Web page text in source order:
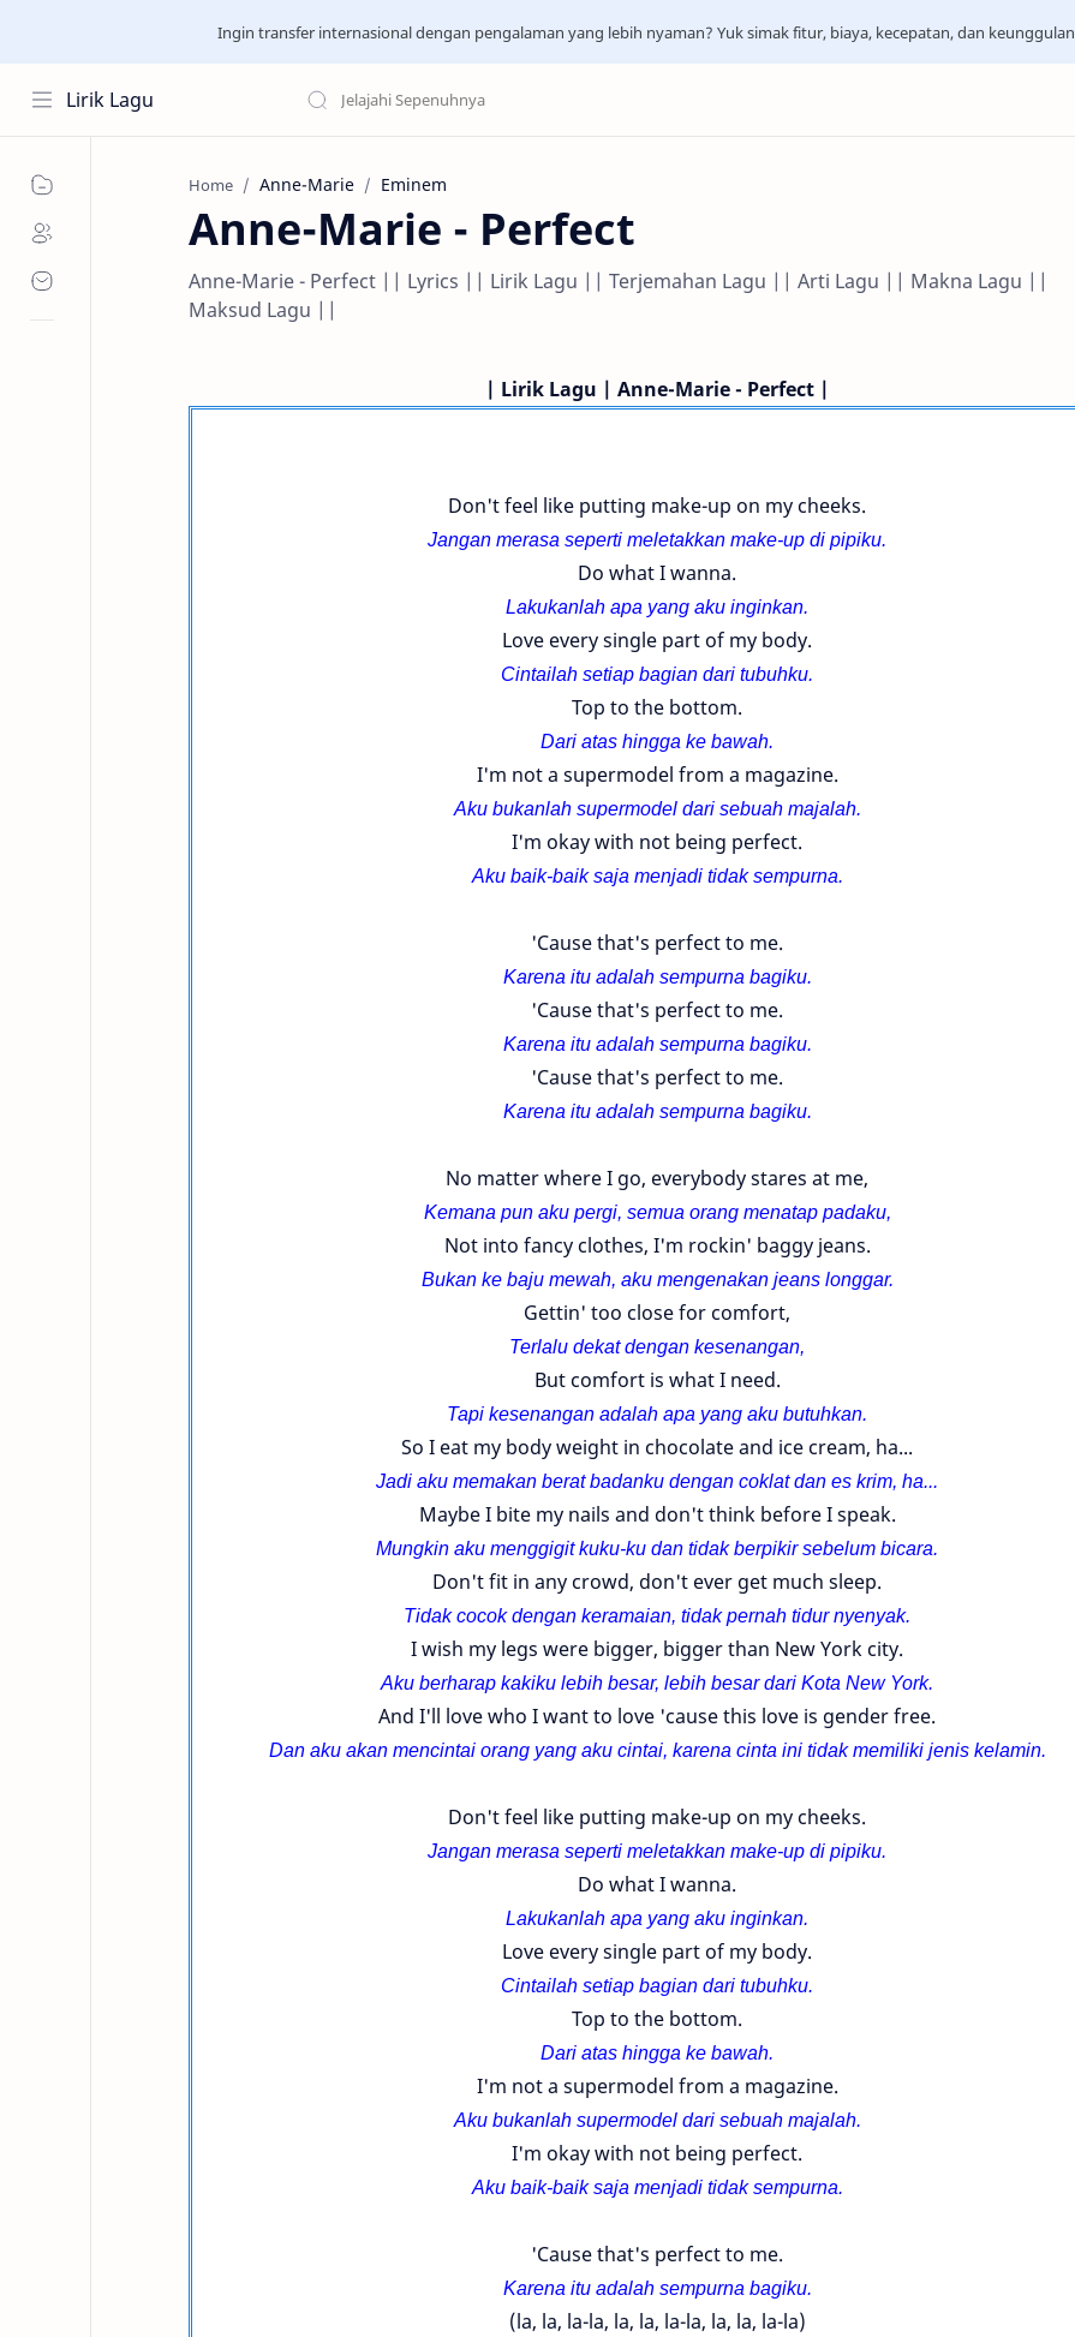
Ingin transfer internasional dengan pengalaman yang lebih nyaman? Yuk simak fitur, biaya, kecepatan, dan keunggulan
Lirik Lagu
Home Anne-Marie Eminem
Anne-Marie - Perfect
Anne-Marie - Perfect || Lyrics || Lirik Lagu || Terjemahan Lagu || Arti Lagu || Makna Lagu ||
Maksud Lagu ||
| Lirik Lagu | Anne-Marie - Perfect |
Don't feel like putting make-up on my cheeks.
Jangan merasa seperti meletakkan make-up di pipiku.
Do what I wanna.
Lakukanlah apa yang aku inginkan.
Love every single part of my body.
Cintailah setiap bagian dari tubuhku.
Top to the bottom.
Dari atas hingga ke bawah.
I'm not a supermodel from a magazine.
Aku bukanlah supermodel dari sebuah majalah.
I'm okay with not being perfect.
Aku baik-baik saja menjadi tidak sempurna.
'Cause that's perfect to me.
Karena itu adalah sempurna bagiku.
'Cause that's perfect to me.
Karena itu adalah sempurna bagiku.
'Cause that's perfect to me.
Karena itu adalah sempurna bagiku.
No matter where I go, everybody stares at me,
Kemana pun aku pergi, semua orang menatap padaku,
Not into fancy clothes, I'm rockin' baggy jeans.
Bukan ke baju mewah, aku mengenakan jeans longgar.
Gettin' too close for comfort,
Terlalu dekat dengan kesenangan,
But comfort is what I need.
Tapi kesenangan adalah apa yang aku butuhkan.
So I eat my body weight in chocolate and ice cream, ha...
Jadi aku memakan berat badanku dengan coklat dan es krim, ha...
Maybe I bite my nails and don't think before I speak.
Mungkin aku menggigit kuku-ku dan tidak berpikir sebelum bicara.
Don't fit in any crowd, don't ever get much sleep.
Tidak cocok dengan keramaian, tidak pernah tidur nyenyak.
I wish my legs were bigger, bigger than New York city.
Aku berharap kakiku lebih besar, lebih besar dari Kota New York.
And I'll love who I want to love 'cause this love is gender free.
Dan aku akan mencintai orang yang aku cintai, karena cinta ini tidak memiliki jenis kelamin.
Don't feel like putting make-up on my cheeks.
Jangan merasa seperti meletakkan make-up di pipiku.
Do what I wanna.
Lakukanlah apa yang aku inginkan.
Love every single part of my body.
Cintailah setiap bagian dari tubuhku.
Top to the bottom.
Dari atas hingga ke bawah.
I'm not a supermodel from a magazine.
Aku bukanlah supermodel dari sebuah majalah.
I'm okay with not being perfect.
Aku baik-baik saja menjadi tidak sempurna.
'Cause that's perfect to me.
Karena itu adalah sempurna bagiku.
(la, la, la-la, la, la, la-la, la, la, la-la)